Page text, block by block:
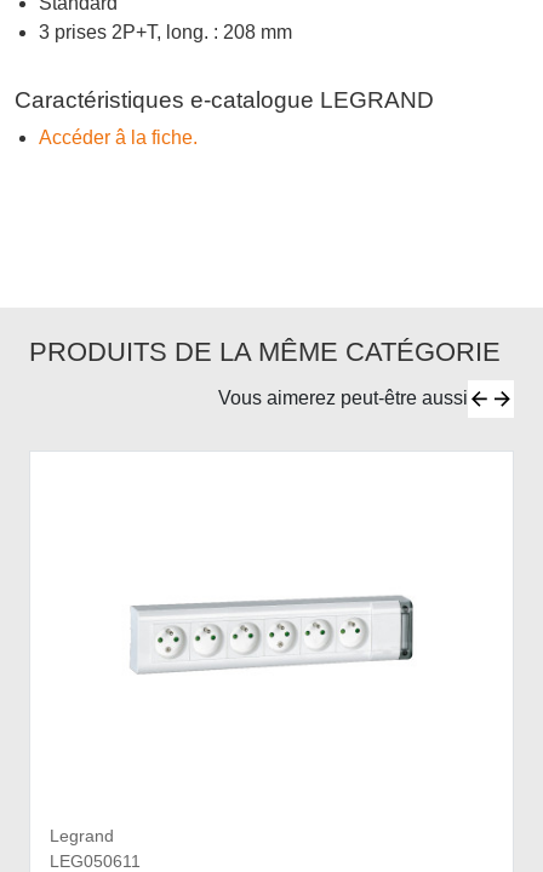
3 prises 2P+T, long. : 208 mm
Caractéristiques e-catalogue LEGRAND
Accéder â la fiche.
PRODUITS DE LA MÊME CATÉGORIE
Vous aimerez peut-être aussi
Legrand
LEG050611